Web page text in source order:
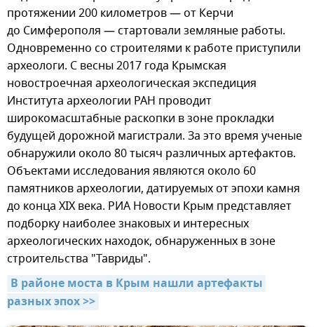
протяжении 200 километров — от Керчи
до Симферополя — стартовали земляные работы.
Одновременно со строителями к работе приступили
археологи. С весны 2017 года Крымская
новостроечная археологическая экспедиция
Института археологии РАН проводит
широкомасштабные раскопки в зоне прокладки
будущей дорожной магистрали. За это время ученые
обнаружили около 80 тысяч различных артефактов.
Объектами исследования являются около 60
памятников археологии, датируемых от эпохи камня
до конца XIX века. РИА Новости Крым представляет
подборку наиболее знаковых и интересных
археологических находок, обнаруженных в зоне
строительства "Тавриды".
В районе моста в Крым нашли артефакты
разных эпох >>